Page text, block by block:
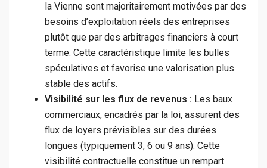
la Vienne sont majoritairement motivées par des
besoins d’exploitation réels des entreprises
plutôt que par des arbitrages financiers à court
terme. Cette caractéristique limite les bulles
spéculatives et favorise une valorisation plus
stable des actifs.
Visibilité sur les flux de revenus : Les baux
commerciaux, encadrés par la loi, assurent des
flux de loyers prévisibles sur des durées
longues (typiquement 3, 6 ou 9 ans). Cette
visibilité contractuelle constitue un rempart